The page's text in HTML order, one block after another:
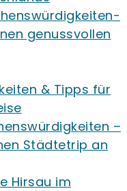
genussvollen
& Tipps für
–
Städtetrip an
Hirsau im